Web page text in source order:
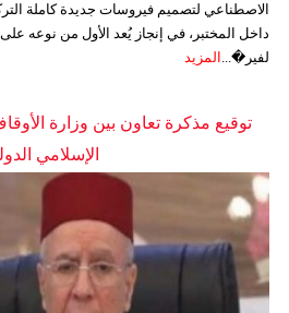
الاصطناعي لتصميم فيروسات جديدة كاملة
داخل المختبر، في إنجاز يُعد الأول من نوعه
لفير�... المزيد
توقيع مذكرة تعاون بين وزارة
الإسلامي